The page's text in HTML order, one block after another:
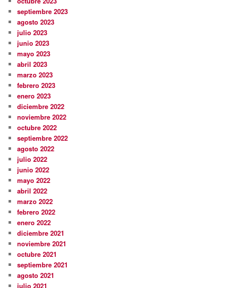
septiembre 2023
agosto 2023
julio 2023
junio 2023
mayo 2023
abril 2023
marzo 2023
febrero 2023
enero 2023
diciembre 2022
noviembre 2022
octubre 2022
septiembre 2022
agosto 2022
julio 2022
junio 2022
mayo 2022
abril 2022
marzo 2022
febrero 2022
enero 2022
diciembre 2021
noviembre 2021
octubre 2021
septiembre 2021
agosto 2021
julio 2021